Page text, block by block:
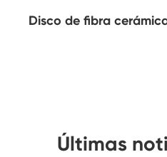
Disco de fibra
Últimas